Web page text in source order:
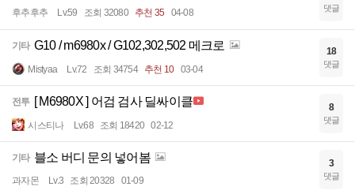
후추후추 Lv.59 조회 32080 추천 35 04-08 댓글
기타 G10 / m6980x / G102,302,502 메크로
Mistyaa Lv.72 조회 34754 추천 10 03-04
18
댓글
전투 [ M6980X ] 어검 검사 딜싸이클
시스티나 Lv.68 조회 18420 02-12
8
댓글
기타 블소 버디 문의 넣어봄
과자몬 Lv.3 조회 20328 01-09
3
댓글